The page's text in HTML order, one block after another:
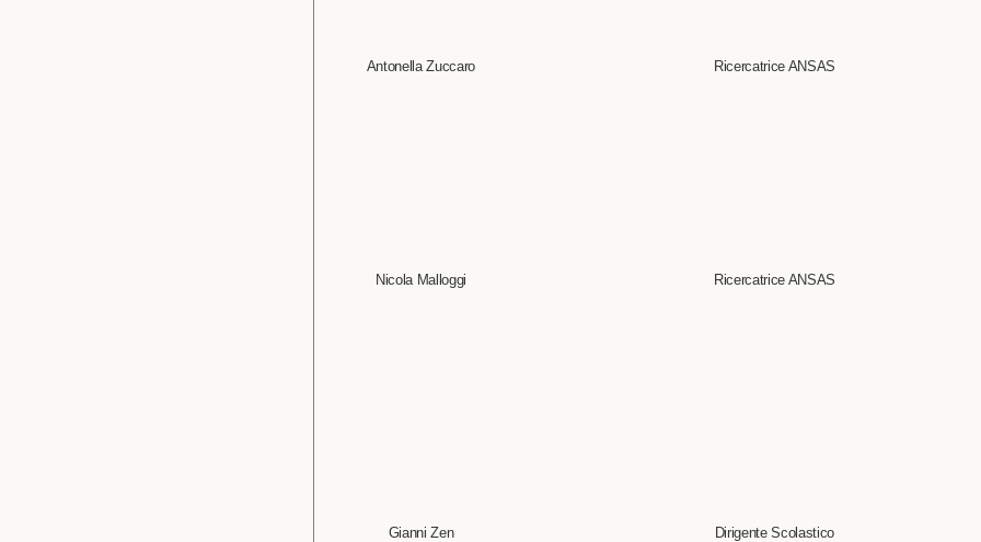
Antonella Zuccaro Ricercatrice ANSAS
Nicola Malloggi Ricercatrice ANSAS
Gianni Zen Dirigente Scolastico